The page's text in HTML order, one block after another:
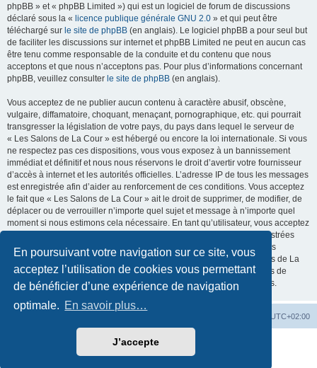
En poursuivant votre navigation sur ce site, vous
acceptez l’utilisation de cookies vous permettant
de bénéficier d’une expérience de navigation
optimale. En savoir plus…
J’accepte
phpBB » et « phpBB Limited ») qui est un logiciel de forum de discussions
déclaré sous la « licence publique générale GNU 2.0 » et qui peut être
téléchargé sur le site de phpBB (en anglais). Le logiciel phpBB a pour seul but
de faciliter les discussions sur internet et phpBB Limited ne peut en aucun cas
être tenu comme responsable de la conduite et du contenu que nous
acceptons et que nous n’acceptons pas. Pour plus d’informations concernant
phpBB, veuillez consulter le site de phpBB (en anglais).
Vous acceptez de ne publier aucun contenu à caractère abusif, obscène,
vulgaire, diffamatoire, choquant, menaçant, pornographique, etc. qui pourrait
transgresser la législation de votre pays, du pays dans lequel le serveur de
« Les Salons de La Cour » est hébergé ou encore la loi internationale. Si vous
ne respectez pas ces dispositions, vous vous exposez à un bannissement
immédiat et définitif et nous nous réservons le droit d’avertir votre fournisseur
d’accès à internet et les autorités officielles. L’adresse IP de tous les messages
est enregistrée afin d’aider au renforcement de ces conditions. Vous acceptez
le fait que « Les Salons de La Cour » ait le droit de supprimer, de modifier, de
déplacer ou de verrouiller n’importe quel sujet et message à n’importe quel
moment si nous estimons cela nécessaire. En tant qu’utilisateur, vous acceptez
que toutes les informations que vous avez renseignées soient enregistrées
dans notre base de données. Bien que ces informations ne seront pas
diffusées à une tierce partie sans votre consentement, ni « Les Salons de La
Cour », ni phpBB, ne pourront être tenus comme responsables en cas de
tentative de piratage informatique visant à compromettre vos données.
UTC+02:00
phpBB® Forum Software © phpBB Limited
©